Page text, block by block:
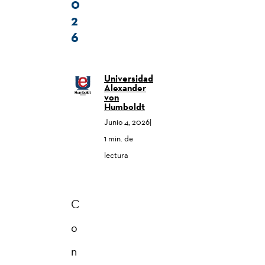
0
2
6
Universidad
Alexander
von
Humboldt
Junio 4, 2026|
1 min. de
lectura
C
o
n